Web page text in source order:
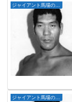
ジャイアント馬場の名言
ジャイアント馬場の名言